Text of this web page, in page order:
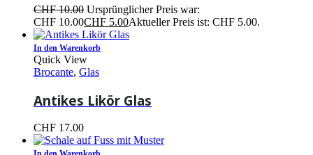
CHF10.00 Ursprünglicher Preis war:
CHF 10.00CHF 5.00Aktueller Preis ist: CHF 5.00.
In den Warenkorb
Quick View
Brocante, Glas
Antikes Likör Glas
CHF 17.00